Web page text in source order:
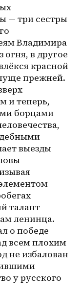
— три сестры
Владимира
в другое
красной
прежней.
и теперь,
борцами
выезды
талант
ленинца.
о победе
всем плохим
не избалован
у русского